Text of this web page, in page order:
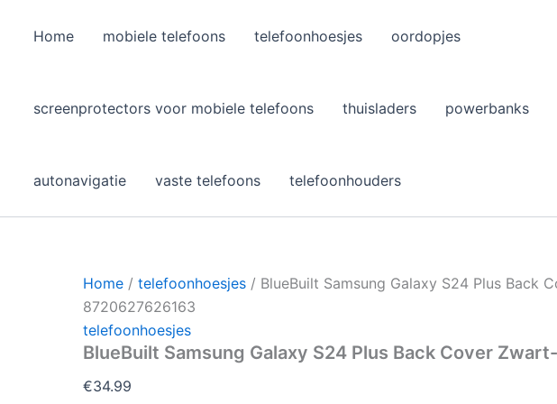
Home mobiele telefoons telefoonhoesjes oordopjes
screenprotectors voor mobiele telefoons thuisladers powerbanks
autonavigatie vaste telefoons telefoonhouders
Home / telefoonhoesjes / BlueBuilt Samsung Galaxy S24 Plus Back
8720627626163
telefoonhoesjes
BlueBuilt Samsung Galaxy S24 Plus Back Cover
€34.99